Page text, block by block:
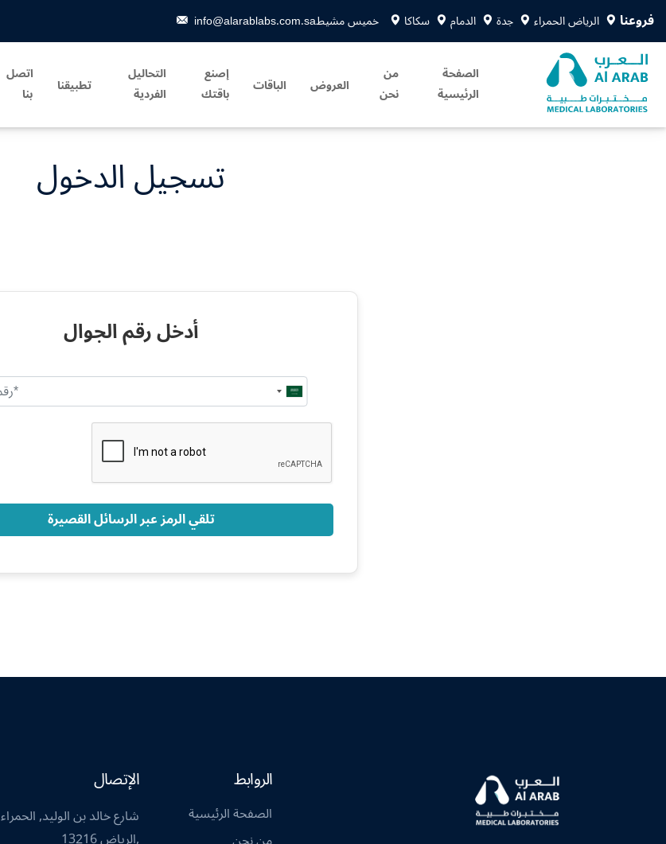
فروعنا الرياض الحمراء جدة الدمام سكاكا خميس مشيطinfo@alarablabs.com.sa
الصفحة
الرئيسية
من
نحن العروض الباقات إصنع
باقتك
التحاليل
الفردية تطبيقنا اتصل
بنا
تسجيل الدخول
أدخل رقم الجوال
Saudi
Arabia
تلقي الرمز عبر الرسائل القصيرة
الروابط
الصفحة الرئيسية
الإتصال
شارع خالد بن الوليد, الحمراء